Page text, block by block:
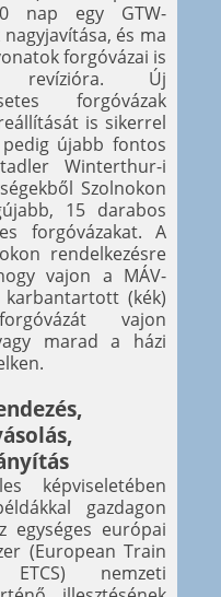
nap egy GTW-
és ma
forgóvázai is
revízióra. Új
forgóvázak
is sikerrel
újabb fontos
Winterthur-i
Szolnokon
15 darabos
forgóvázakat. A
rendelkezésre
vajon a MÁV-
karbantartott (kék)
forgóvázát vajon
marad a házi
képviseletében
gazdagon
egységes európai
(European Train
nemzeti